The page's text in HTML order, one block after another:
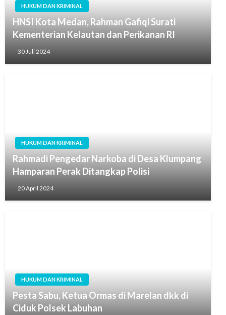
HUKUM DAN KRIMINAL
HNSI Kota Medan, Rahman Gafiqi Surati
Kementerian Kelautan dan Perikanan RI
30 Juli 2024
HUKUM DAN KRIMINAL
Rahmadi Pengedar Narkoba di Desa Klumpang
Hamparan Perak Ditangkap Polisi
20 April 2024
HUKUM DAN KRIMINAL
Pesta Sabu, Ketua Ormas di Marelan dkk di
Ciduk Polsek Labuhan